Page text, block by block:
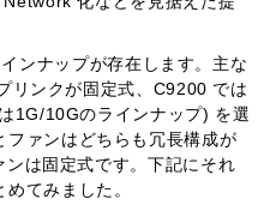
ンナップが存在します。主な
リンクが固定式、C9200 では
1G/10Gのラインナップ) を選
ァンはどちらも冗長構成が
は固定式です。下記にそれ
てみました。